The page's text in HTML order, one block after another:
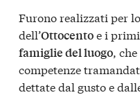
Furono realizzati per
dell’Ottocentoe i
famiglie del luogo ,
competenze
dettate dal gusto e